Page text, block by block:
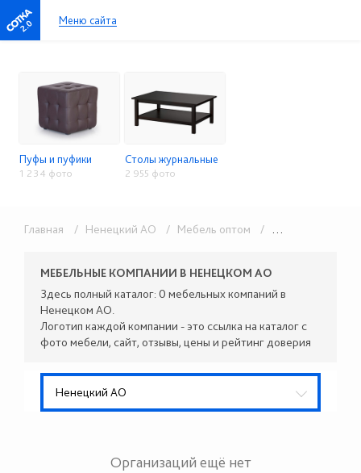
2.0 Меню сайта
Пуфы и пуфики
1 234 фото
Столы журнальные
2 955 фото
Главная / Ненецкий АО / Мебель оптом / Малые формы
МЕБЕЛЬНЫЕ КОМПАНИИ В НЕНЕЦКОМ АО
Здесь полный каталог: 0 мебельных компаний в
Ненецком АО.
Логотип каждой компании - это ссылка на каталог с
фото мебели, сайт, отзывы, цены и рейтинг доверия
Ненецкий АО
Организаций ещё нет